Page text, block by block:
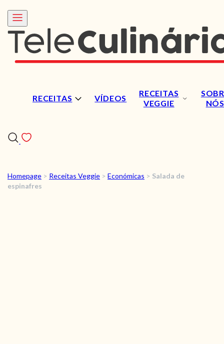
RECEITAS VÍDEOS
RECEITAS
VEGGIE
NÓS
RECEITAS
Homepage > Receitas Veggie > Económicas > Salada de
espinafres